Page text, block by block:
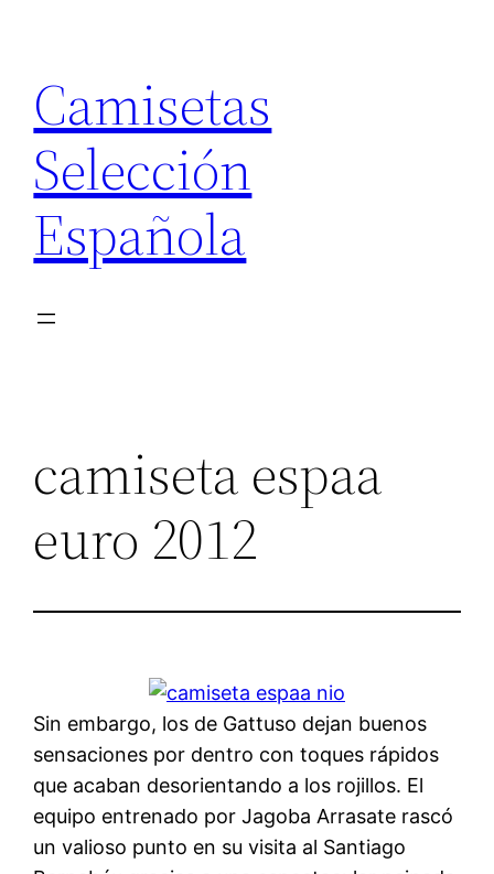
contenido
Camisetas
Selección
Española
camiseta espaa
euro 2012
Sin embargo, los de Gattuso dejan buenos
sensaciones por dentro con toques rápidos
que acaban desorientando a los rojillos. El
equipo entrenado por Jagoba Arrasate rascó
un valioso punto en su visita al Santiago